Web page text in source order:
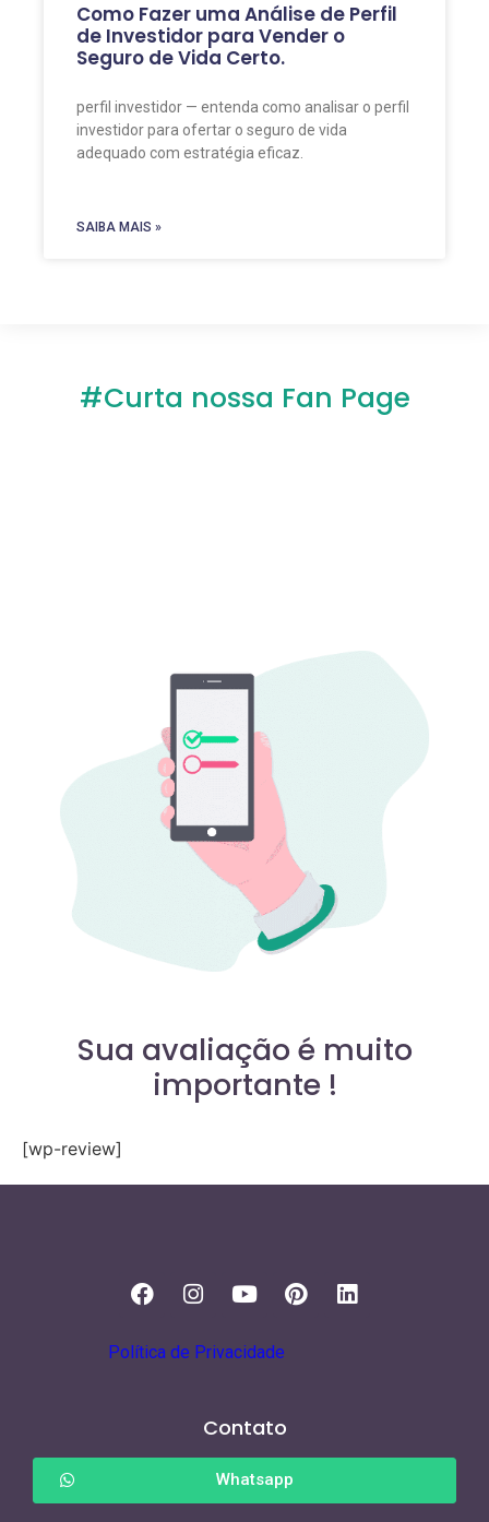
Como Fazer uma Análise de Perfil
de Investidor para Vender o
Seguro de Vida Certo.
perfil investidor — entenda como analisar o perfil
investidor para ofertar o seguro de vida
adequado com estratégia eficaz.
SAIBA MAIS »
#Curta nossa Fan Page
Sua avaliação é muito
importante !
[wp-review]
Política de Privacidade
Contato
Whatsapp